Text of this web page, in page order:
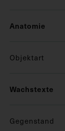
Anatomie
Objektart
Wachstexte
Gegenstand